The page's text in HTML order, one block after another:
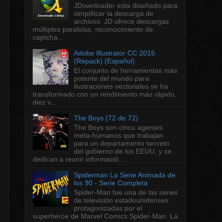
JDownloader esta diseñado para
simplificar la descarga de
archivos. JD ofrece descargas
múltiples paralelas, reconocimiento de
captcha...
Adobe Illustrator CC 2015
(Repack) (Español)
El conjunto de herramientas más
potente del mundo para
ilustraciones vectoriales se ha
transformado con un rendimiento más rápido,
diez v...
The Boys (72 de 72)
The Boys son cinco agentes
meta-humanos que trabajan
para un departamento secreto
del gobierno de los EEUU, y se
dedican a reunir informació...
Spiderman La Serie Animada de
los 90 - Serie Completa
Spider-Man fue una de las series
de televisión estadounidenses
protagonizadas por el
superhéroe de Marvel Comics Spider-Man. La